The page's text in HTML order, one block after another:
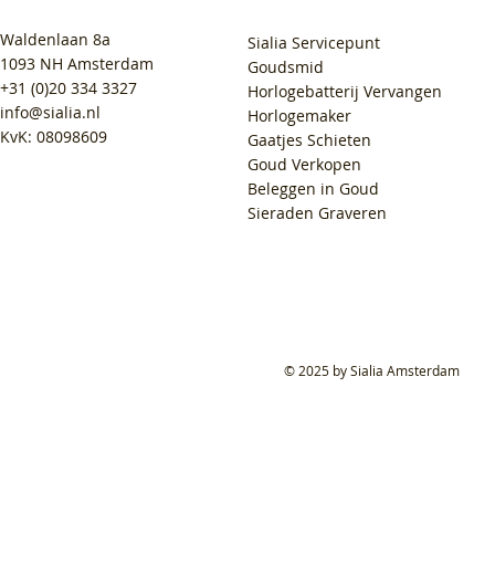
Waldenlaan 8a
1093 NH Amsterdam
+31 (0)20 334 3327
info@sialia.nl
KvK: 08098609
Sialia Servicepunt
Goudsmid
Horlogebatterij Vervangen
Horlogemaker
Gaatjes Schieten
Goud Verkopen
Beleggen in Goud
Sieraden Graveren
© 2025 by Sialia Amsterdam